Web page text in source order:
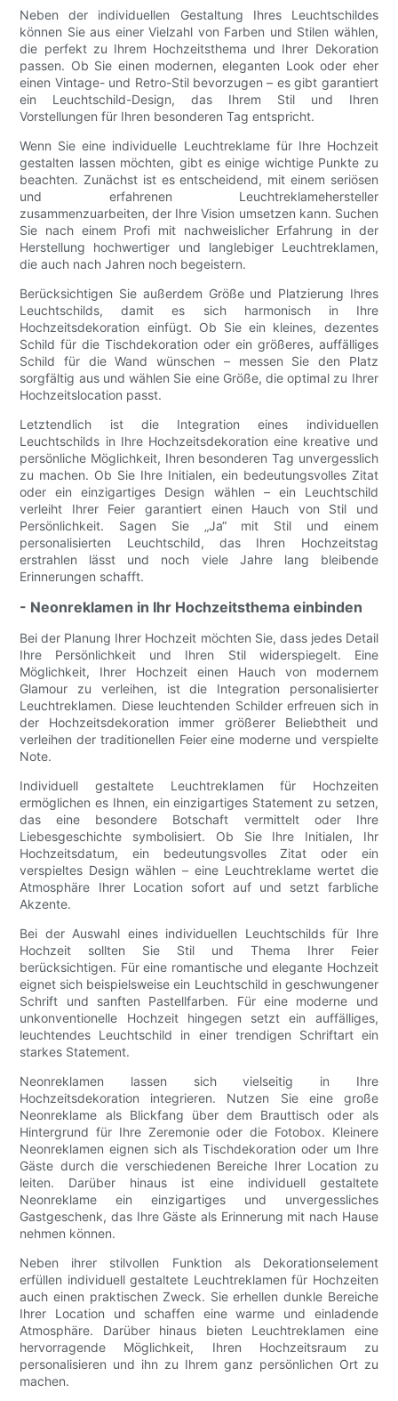
Neben der individuellen Gestaltung Ihres Leuchtschildes
können Sie aus einer Vielzahl von Farben und Stilen wählen,
die perfekt zu Ihrem Hochzeitsthema und Ihrer Dekoration
passen. Ob Sie einen modernen, eleganten Look oder eher
einen Vintage- und Retro-Stil bevorzugen – es gibt garantiert
ein Leuchtschild-Design, das Ihrem Stil und Ihren
Vorstellungen für Ihren besonderen Tag entspricht.
Wenn Sie eine individuelle Leuchtreklame für Ihre Hochzeit
gestalten lassen möchten, gibt es einige wichtige Punkte zu
beachten. Zunächst ist es entscheidend, mit einem seriösen
und erfahrenen Leuchtreklamehersteller
zusammenzuarbeiten, der Ihre Vision umsetzen kann. Suchen
Sie nach einem Profi mit nachweislicher Erfahrung in der
Herstellung hochwertiger und langlebiger Leuchtreklamen,
die auch nach Jahren noch begeistern.
Berücksichtigen Sie außerdem Größe und Platzierung Ihres
Leuchtschilds, damit es sich harmonisch in Ihre
Hochzeitsdekoration einfügt. Ob Sie ein kleines, dezentes
Schild für die Tischdekoration oder ein größeres, auffälliges
Schild für die Wand wünschen – messen Sie den Platz
sorgfältig aus und wählen Sie eine Größe, die optimal zu Ihrer
Hochzeitslocation passt.
Letztendlich ist die Integration eines individuellen
Leuchtschilds in Ihre Hochzeitsdekoration eine kreative und
persönliche Möglichkeit, Ihren besonderen Tag unvergesslich
zu machen. Ob Sie Ihre Initialen, ein bedeutungsvolles Zitat
oder ein einzigartiges Design wählen – ein Leuchtschild
verleiht Ihrer Feier garantiert einen Hauch von Stil und
Persönlichkeit. Sagen Sie „Ja“ mit Stil und einem
personalisierten Leuchtschild, das Ihren Hochzeitstag
erstrahlen lässt und noch viele Jahre lang bleibende
Erinnerungen schafft.
- Neonreklamen in Ihr Hochzeitsthema einbinden
Bei der Planung Ihrer Hochzeit möchten Sie, dass jedes Detail
Ihre Persönlichkeit und Ihren Stil widerspiegelt. Eine
Möglichkeit, Ihrer Hochzeit einen Hauch von modernem
Glamour zu verleihen, ist die Integration personalisierter
Leuchtreklamen. Diese leuchtenden Schilder erfreuen sich in
der Hochzeitsdekoration immer größerer Beliebtheit und
verleihen der traditionellen Feier eine moderne und verspielte
Note.
Individuell gestaltete Leuchtreklamen für Hochzeiten
ermöglichen es Ihnen, ein einzigartiges Statement zu setzen,
das eine besondere Botschaft vermittelt oder Ihre
Liebesgeschichte symbolisiert. Ob Sie Ihre Initialen, Ihr
Hochzeitsdatum, ein bedeutungsvolles Zitat oder ein
verspieltes Design wählen – eine Leuchtreklame wertet die
Atmosphäre Ihrer Location sofort auf und setzt farbliche
Akzente.
Bei der Auswahl eines individuellen Leuchtschilds für Ihre
Hochzeit sollten Sie Stil und Thema Ihrer Feier
berücksichtigen. Für eine romantische und elegante Hochzeit
eignet sich beispielsweise ein Leuchtschild in geschwungener
Schrift und sanften Pastellfarben. Für eine moderne und
unkonventionelle Hochzeit hingegen setzt ein auffälliges,
leuchtendes Leuchtschild in einer trendigen Schriftart ein
starkes Statement.
Neonreklamen lassen sich vielseitig in Ihre
Hochzeitsdekoration integrieren. Nutzen Sie eine große
Neonreklame als Blickfang über dem Brauttisch oder als
Hintergrund für Ihre Zeremonie oder die Fotobox. Kleinere
Neonreklamen eignen sich als Tischdekoration oder um Ihre
Gäste durch die verschiedenen Bereiche Ihrer Location zu
leiten. Darüber hinaus ist eine individuell gestaltete
Neonreklame ein einzigartiges und unvergessliches
Gastgeschenk, das Ihre Gäste als Erinnerung mit nach Hause
nehmen können.
Neben ihrer stilvollen Funktion als Dekorationselement
erfüllen individuell gestaltete Leuchtreklamen für Hochzeiten
auch einen praktischen Zweck. Sie erhellen dunkle Bereiche
Ihrer Location und schaffen eine warme und einladende
Atmosphäre. Darüber hinaus bieten Leuchtreklamen eine
hervorragende Möglichkeit, Ihren Hochzeitsraum zu
personalisieren und ihn zu Ihrem ganz persönlichen Ort zu
machen.